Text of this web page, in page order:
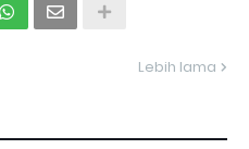
Lebih lama